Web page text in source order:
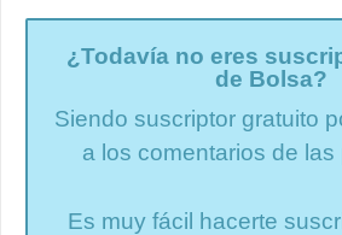
¿Todavía no eres
de Bolsa?
Siendo suscriptor gratuito
a los comentarios de las
Es muy fácil hacerte